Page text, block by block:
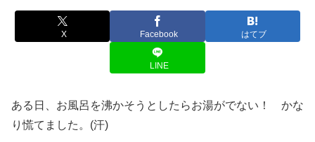
X Facebook はてブ
LINE
ある日、お風呂を沸かそうとしたらお湯がでない！ かな
り慌てました。(汗)